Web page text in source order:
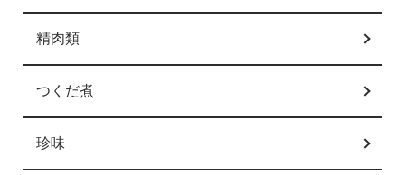
精肉類
つくだ煮
珍味